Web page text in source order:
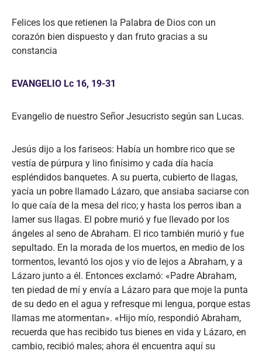
Felices los que retienen la Palabra de Dios con un
corazón bien dispuesto y dan fruto gracias a su
constancia
EVANGELIO Lc 16, 19-31
Evangelio de nuestro Señor Jesucristo según san Lucas.
Jesús dijo a los fariseos: Había un hombre rico que se
vestía de púrpura y lino finísimo y cada día hacía
espléndidos banquetes. A su puerta, cubierto de llagas,
yacía un pobre llamado Lázaro, que ansiaba saciarse con
lo que caía de la mesa del rico; y hasta los perros iban a
lamer sus llagas. El pobre murió y fue llevado por los
ángeles al seno de Abraham. El rico también murió y fue
sepultado. En la morada de los muertos, en medio de los
tormentos, levantó los ojos y vio de lejos a Abraham, y a
Lázaro junto a él. Entonces exclamó: «Padre Abraham,
ten piedad de mí y envía a Lázaro para que moje la punta
de su dedo en el agua y refresque mi lengua, porque estas
llamas me atormentan». «Hijo mío, respondió Abraham,
recuerda que has recibido tus bienes en vida y Lázaro, en
cambio, recibió males; ahora él encuentra aquí su